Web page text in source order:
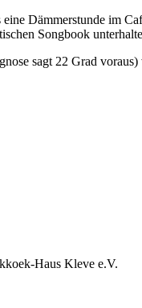
Dämmerstunde im
Songbook
sagt 22 Grad
Haus Kleve e.V.